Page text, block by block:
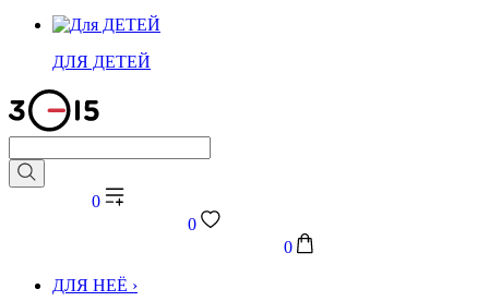
ДЛЯ ДЕТЕЙ
0
0
0
ДЛЯ НЕЁ ›